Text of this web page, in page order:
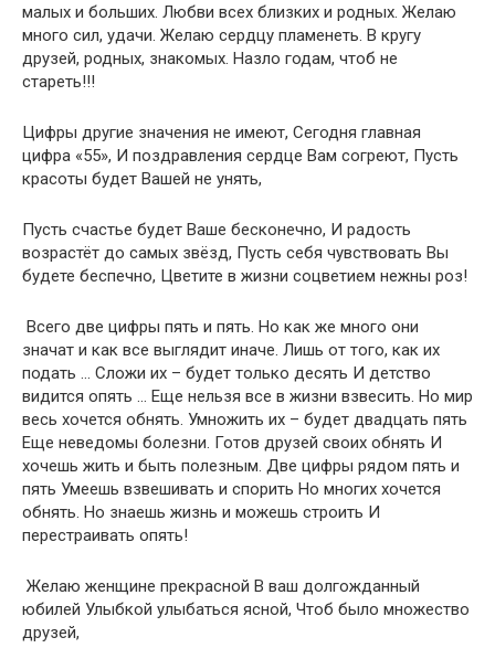
малых и больших. Любви всех близких и родных. Желаю
много сил, удачи. Желаю сердцу пламенеть. В кругу
друзей, родных, знакомых. Назло годам, чтоб не
стареть!!!
Цифры другие значения не имеют, Сегодня главная
цифра «55», И поздравления сердце Вам согреют, Пусть
красоты будет Вашей не унять,
Пусть счастье будет Ваше бесконечно, И радость
возрастёт до самых звёзд, Пусть себя чувствовать Вы
будете беспечно, Цветите в жизни соцветием нежны роз!
Всего две цифры пять и пять. Но как же много они
значат и как все выглядит иначе. Лишь от того, как их
подать … Сложи их – будет только десять И детство
видится опять … Еще нельзя все в жизни взвесить. Но мир
весь хочется обнять. Умножить их – будет двадцать пять
Еще неведомы болезни. Готов друзей своих обнять И
хочешь жить и быть полезным. Две цифры рядом пять и
пять Умеешь взвешивать и спорить Но многих хочется
обнять. Но знаешь жизнь и можешь строить И
перестраивать опять!
Желаю женщине прекрасной В ваш долгожданный
юбилей Улыбкой улыбаться ясной, Чтоб было множество
друзей,